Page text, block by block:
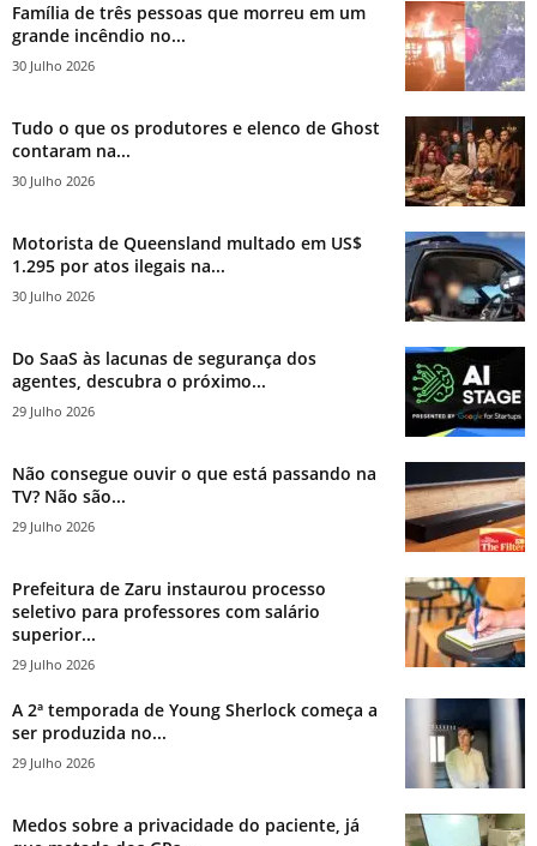
Família de três pessoas que morreu em um
grande incêndio no...
30 Julho 2026
Tudo o que os produtores e elenco de Ghost
contaram na...
30 Julho 2026
Motorista de Queensland multado em US$
1.295 por atos ilegais na...
30 Julho 2026
Do SaaS às lacunas de segurança dos
agentes, descubra o próximo...
29 Julho 2026
Não consegue ouvir o que está passando na
TV? Não são...
29 Julho 2026
Prefeitura de Zaru instaurou processo
seletivo para professores com salário
superior...
29 Julho 2026
A 2ª temporada de Young Sherlock começa a
ser produzida no...
29 Julho 2026
Medos sobre a privacidade do paciente, já